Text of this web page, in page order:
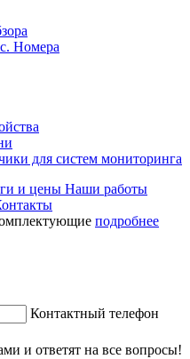
Номера
для систем мониторинга
и цены Наши работы
подробнее
Контактный телефон
и ответят на все вопросы!